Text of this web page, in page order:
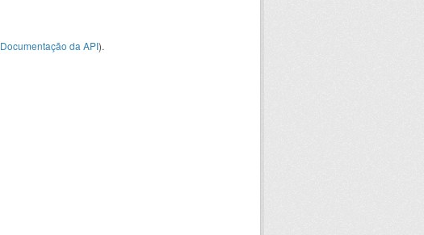
Documentação da API).